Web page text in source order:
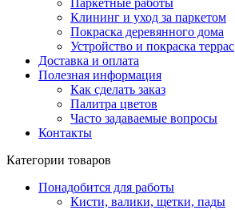
Паркетные работы
Клининг и уход за паркетом
Покраска деревянного дома
Устройство и покраска террас
Доставка и оплата
Полезная информация
Как сделать заказ
Палитра цветов
Часто задаваемые вопросы
Контакты
Категории товаров
Понадобится для работы
Кисти, валики, щетки, пады